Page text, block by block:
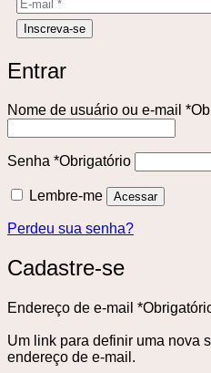
Entrar
Nome de usuário ou e-mail *
Senha *Obrigatório
Lembre-me Acessar
Perdeu sua senha?
Cadastre-se
Endereço de e-mail *
Um link para definir uma nova
endereço de e-mail.